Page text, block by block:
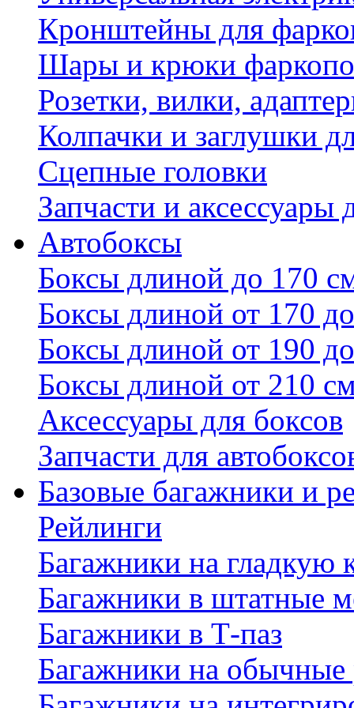
Кронштейны для
Шары и крюки
Розетки, вилки,
Колпачки и заглушки
Сцепные головки
Запчасти и аксессуары
Автобоксы
Боксы длиной до 170
Боксы длиной от 170
Боксы длиной от 190
Боксы длиной от 210
Аксессуары для боксов
Запчасти для
Базовые багажники и
Рейлинги
Багажники на гладкую
Багажники в штатные
Багажники в Т-паз
Багажники на обычные